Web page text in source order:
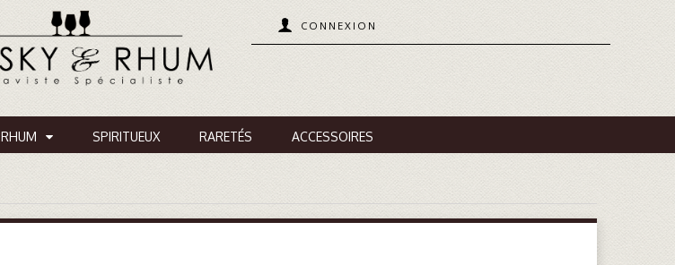
CONNEXION
RHUM SPIRITUEUX RARETÉS ACCESSOIRES